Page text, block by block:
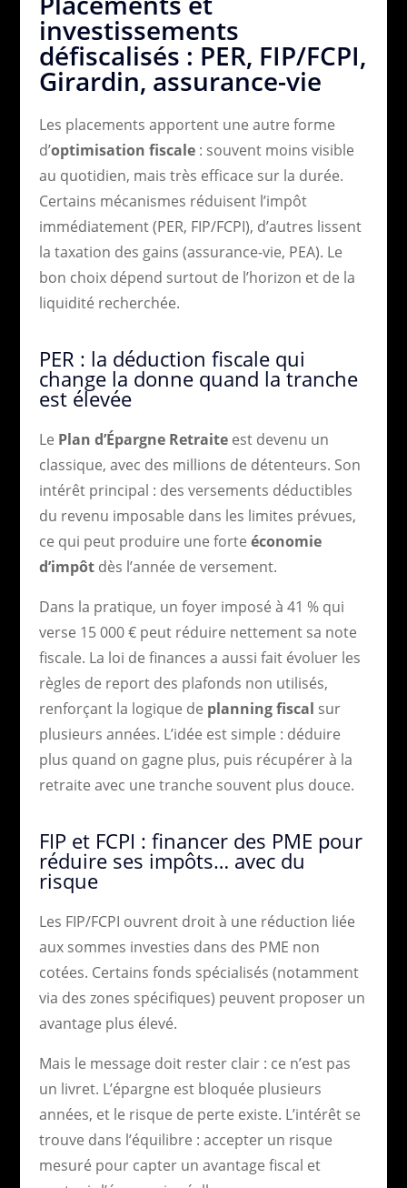
investissements
défiscalisés : PER, FIP/FCPI,
Girardin, assurance-vie
Les placements apportent une autre forme
d’optimisation fiscale: souvent moins visible
au quotidien, mais très efficace sur la durée.
Certains mécanismes réduisent l’impôt
immédiatement (PER, FIP/FCPI), d’autres lissent
la taxation des gains (assurance-vie, PEA). Le
bon choix dépend surtout de l’horizon et de la
liquidité recherchée.
PER : la déduction fiscale qui
change la donne quand la tranche
est élevée
Le Plan d’Épargne Retraiteest devenu un
classique, avec des millions de détenteurs. Son
intérêt principal : des versements déductibles
du revenu imposable dans les limites prévues,
ce qui peut produire une forte économie
d’impôtdès l’année de versement.
Dans la pratique, un foyer imposé à 41 % qui
verse 15 000 € peut réduire nettement sa note
fiscale. La loi de finances a aussi fait évoluer les
règles de report des plafonds non utilisés,
renforçant la logique de planning fiscal sur
plusieurs années. L’idée est simple : déduire
plus quand on gagne plus, puis récupérer à la
retraite avec une tranche souvent plus douce.
FIP et FCPI : financer des PME pour
réduire ses impôts… avec du
risque
Les FIP/FCPI ouvrent droit à une réduction liée
aux sommes investies dans des PME non
cotées. Certains fonds spécialisés (notamment
via des zones spécifiques) peuvent proposer un
avantage plus élevé.
Mais le message doit rester clair : ce n’est pas
un livret. L’épargne est bloquée plusieurs
années, et le risque de perte existe. L’intérêt se
trouve dans l’équilibre : accepter un risque
mesuré pour capter un avantage fiscal et